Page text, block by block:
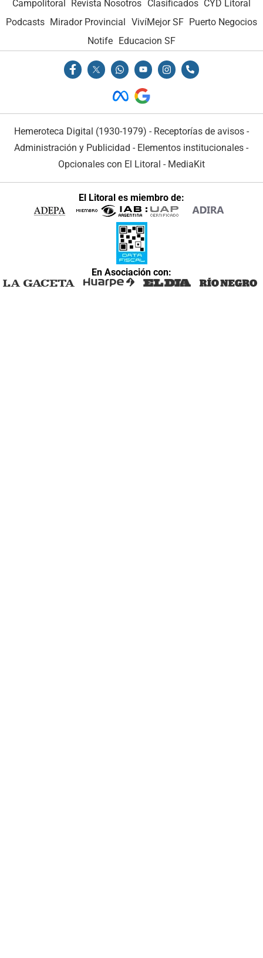
Campolitoral Revista Nosotros Clasificados CYD Litoral
Podcasts Mirador Provincial VivíMejor SF Puerto Negocios
Notife
Educacion SF
Hemeroteca Digital (1930-1979) - Receptorías de avisos -
Administración y Publicidad - Elementos institucionales -
Opcionales con El Litoral - MediaKit
El Litoral es miembro de:
En Asociación con: